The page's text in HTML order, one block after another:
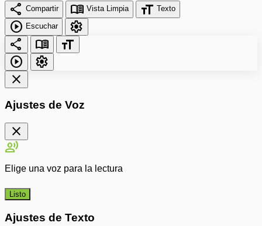
share Compartir menu_book Vista Limpia format_size Texto
play_circle Escuchar
settings
share
menu_book
format_size
play_circle
settings
close
Ajustes de Voz
close
record_voice_over
Elige una voz para la lectura
Listo
Ajustes de Texto